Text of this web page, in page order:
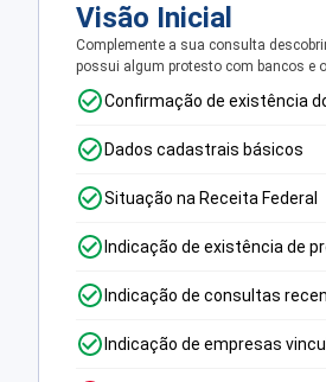
Visão Inicial
Complemente a sua consulta
possui algum protesto com bancos e
Confirmação de existência
Dados cadastrais básicos
Situação na Receita Federal
Indicação de existência de
Indicação de consultas
Indicação de empresas